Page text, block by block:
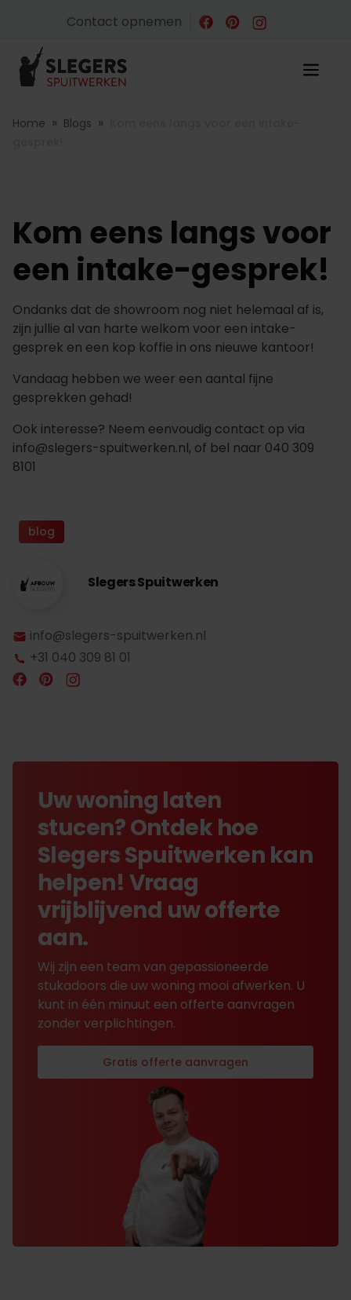
Contact opnemen
Home » Blogs »
Kom eens langs voor
een intake-gesprek!
Ondanks dat de showroom nog niet helemaal af is,
zijn jullie al van harte welkom voor een intake-
gesprek en een kop koffie in ons nieuwe kantoor!
Vandaag hebben we weer een aantal fijne
gesprekken gehad!
Ook interesse? Neem eenvoudig contact op via
info@slegers-spuitwerken.nl, of bel naar 040 309
8101
blog
Slegers Spuitwerken
info@slegers-spuitwerken.nl
+31 040 309 81 01
Uw woning laten
stucen? Ontdek hoe
Slegers Spuitwerken kan
helpen! Vraag
vrijblijvend uw offerte
aan.
Wij zijn een team van gepassioneerde
stukadoors die uw woning mooi afwerken. U
kunt in één minuut een offerte aanvragen
zonder verplichtingen.
Gratis offerte aanvragen